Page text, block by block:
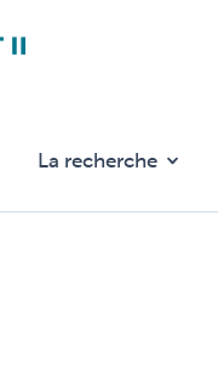
La recherche